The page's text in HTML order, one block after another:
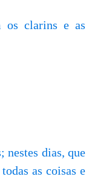
os clarins e as
nestes dias, que
as coisas e